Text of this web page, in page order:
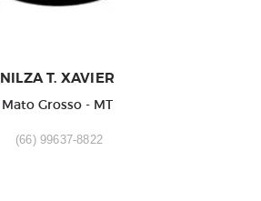
NILZA T. XAVIER
Mato Grosso - MT
(66) 99637-8822